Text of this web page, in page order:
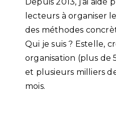
lecteurs à organiser
des méthodes
Qui je suis ? Estelle,
organisation (plus de
et plusieurs milliers
mois.